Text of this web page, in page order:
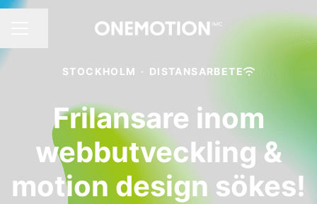
STOCKHOLM · DISTANSARBETE
Frilansare inom
webbutveckling &
motion design sökes!